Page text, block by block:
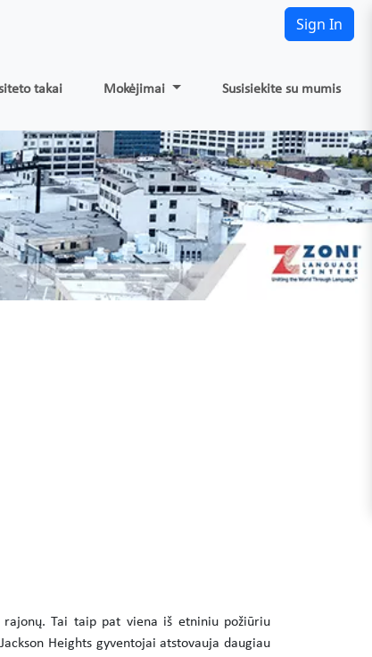
Sign In
takai Mokėjimai Susisiekite su mumis
rajonų. Tai taip pat viena iš etniniu požiūriu
Heights gyventojai atstovauja daugiau